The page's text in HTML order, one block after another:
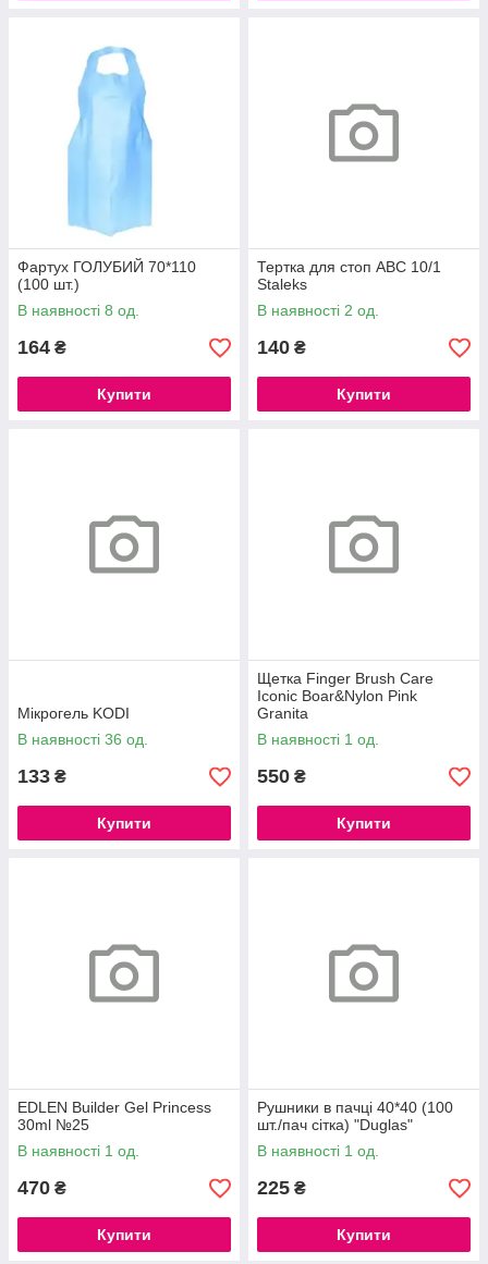
Фартух ГОЛУБИЙ 70*110
(100 шт.)
В наявності 8 од.
164 ₴
Купити
Тертка для стоп ABC 10/1
Staleks
В наявності 2 од.
140 ₴
Купити
Мікрогель KODI
В наявності 36 од.
133 ₴
Купити
Щетка Finger Brush Care
Iconic Boar&Nylon Pink
Granita
В наявності 1 од.
550 ₴
Купити
EDLEN Builder Gel Princess
30ml №25
В наявності 1 од.
470 ₴
Купити
Рушники в пачці 40*40 (100
шт./пач сітка) "Duglas"
В наявності 1 од.
225 ₴
Купити